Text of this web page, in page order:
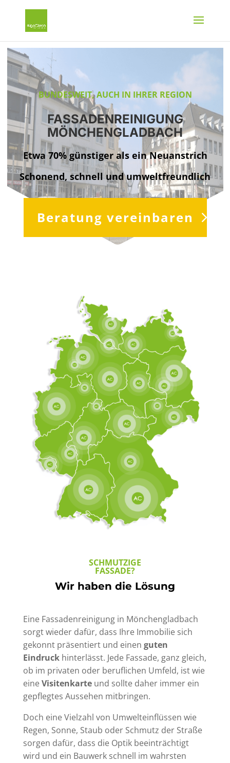
BUNDESWEIT, AUCH IN IHRER REGION
FASSADENREINIGUNG
MÖNCHENGLADBACH
Etwa 70% günstiger als ein Neuanstrich
Schonend, schnell und umweltfreundlich
Beratung vereinbaren
SCHMUTZIGE
FASSADE?
Wir haben die Lösung
Eine Fassadenreinigung in Mönchengladbach
sorgt wieder dafür, dass Ihre Immobilie sich
gekonnt präsentiert und einen guten
Eindruckhinterlässt. Jede Fassade, ganz gleich,
ob im privaten oder beruflichen Umfeld, ist wie
eineVisitenkarteund sollte daher immer ein
gepflegtes Aussehen mitbringen.
Doch eine Vielzahl von Umwelteinflüssen wie
Regen, Sonne, Staub oder Schmutz der Straße
sorgen dafür, dass die Optik beeinträchtigt
wird und ein Bauwerk schnell im wahrsten